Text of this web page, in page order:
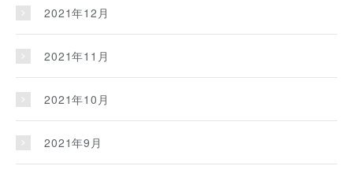
2021年12月
2021年11月
2021年10月
2021年9月